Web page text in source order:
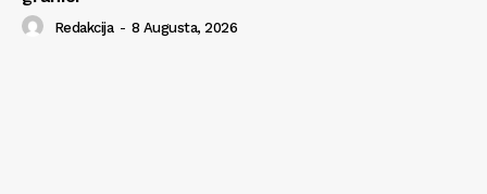
Redakcija - 8 Augusta, 2026